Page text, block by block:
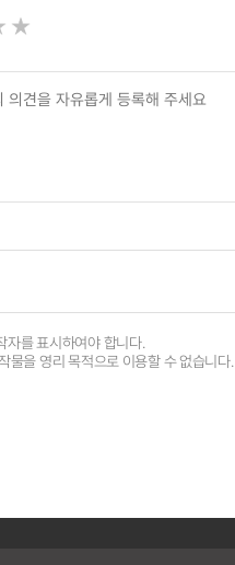
자를 표시하여야 합니다.
물을 영리 목적으로 이용할 수 없습니다.